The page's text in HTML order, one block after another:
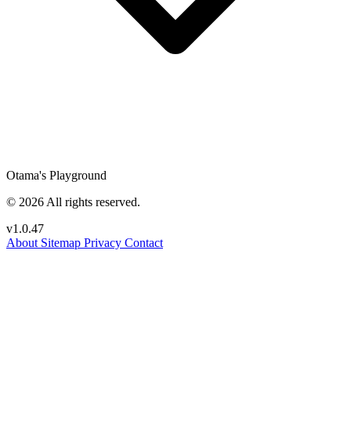
Otama's Playground
© 2026 All rights reserved.
v1.0.47
About Sitemap Privacy Contact